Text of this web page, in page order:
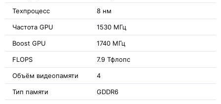
Техпроцесс 8 нм
Частота GPU 1530 МГц
Boost GPU 1740 МГц
FLOPS 7.9 Тфлопс
Объём видеопамяти 4
Тип памяти GDDR6